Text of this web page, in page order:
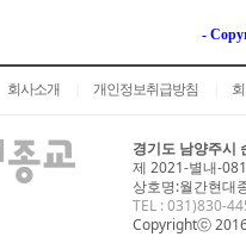
-
회사소개 개인정보취급방침
경기도 남양주시
제 2021-별내-
상호명:월간현대
TEL : 031)830-
Copyrightⓒ